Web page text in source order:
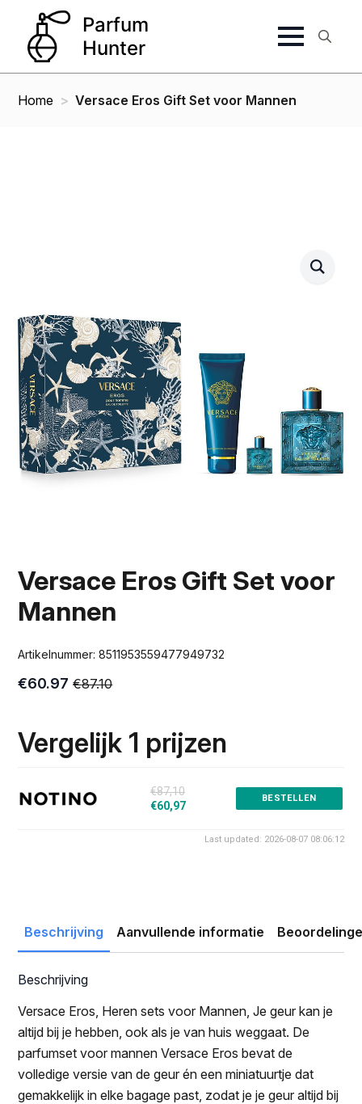
Home Versace Eros Gift Set voor Mannen
Versace Eros Gift Set voor
Mannen
Artikelnummer:8511953559477949732
€87.10
Oorspronkelijke
€87.10.
€60.97
Huidige
€60.97.
Vergelijk 1 prijzen
€87,10
€60,97
BESTELLEN
Last updated: 2026-08-07 08:06:12
Beschrijving Aanvullende informatie
Beschrijving
Versace Eros, Heren sets voor Mannen, Je geur kan je
altijd bij je hebben, ook als je van huis weggaat. De
parfumset voor mannen Versace Eros bevat de
volledige versie van de geur én een miniatuurtje dat
gemakkelijk in elke bagage past, zodat je je geur altijd bij